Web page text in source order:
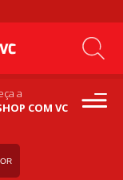
a
COM VC